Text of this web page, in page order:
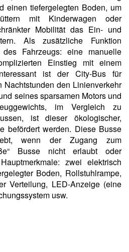
einen tiefergelegten Boden, um
mit Kinderwagen oder
Mobilität das Ein- und
Als zusätzliche Funktion
Fahrzeugs: eine manuelle
Einstieg mit einem
ist der City-Bus für
Nachtstunden den Linienverkehr
seines sparsamen Motors und
im Vergleich zu
ist dieser ökologischer,
befördert werden. Diese Busse
wenn der Zugang zum
Busse nicht erlaubt oder
zwei elektrisch
Boden, Rollstuhlrampe,
Verteilung, LED-Anzeige (eine
usw.